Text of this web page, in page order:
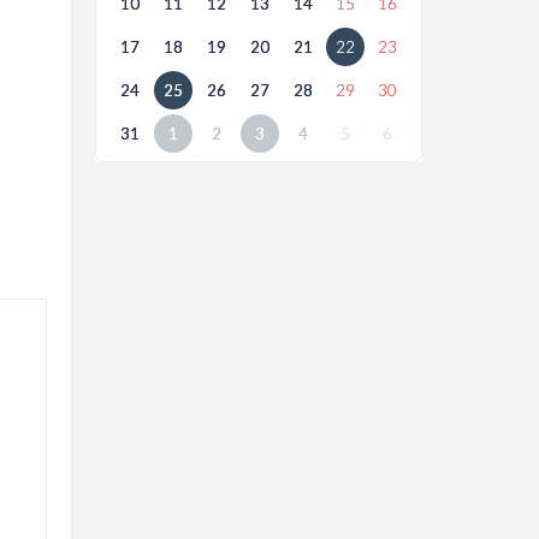
17 18 19 20 21 22 23
24 25 26 27 28 29 30
31 1 2 3 4 5 6